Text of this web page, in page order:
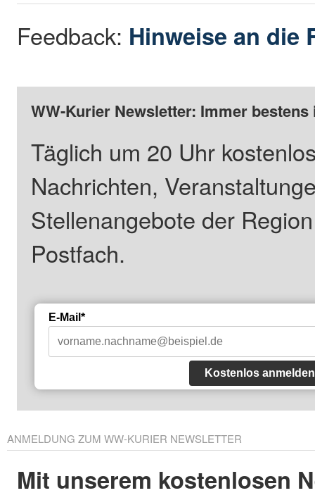
Feedback: Hinweise an die
WW-Kurier Newsletter: Immer
Täglich um 20 Uhr
Nachrichten,
Stellenangebote der
Postfach.
E-Mail*
Kostenlos anmelden
ANMELDUNG ZUM WW-KURIER NEWSLETTER
Mit unserem kostenlosen